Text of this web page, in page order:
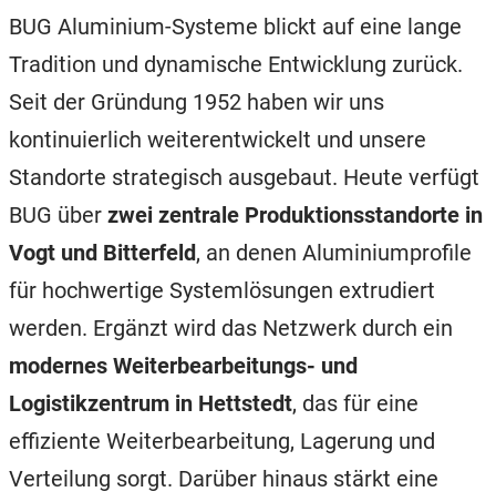
BUG Aluminium-Systeme blickt auf eine lange
Tradition und dynamische Entwicklung zurück.
Seit der Gründung 1952 haben wir uns
kontinuierlich weiterentwickelt und unsere
Standorte strategisch ausgebaut. Heute verfügt
BUG über zwei zentrale Produktionsstandorte in
Vogt und Bitterfeld, an denen Aluminiumprofile
für hochwertige Systemlösungen extrudiert
werden. Ergänzt wird das Netzwerk durch ein
modernes Weiterbearbeitungs- und
Logistikzentrum in Hettstedt, das für eine
effiziente Weiterbearbeitung, Lagerung und
Verteilung sorgt. Darüber hinaus stärkt eine